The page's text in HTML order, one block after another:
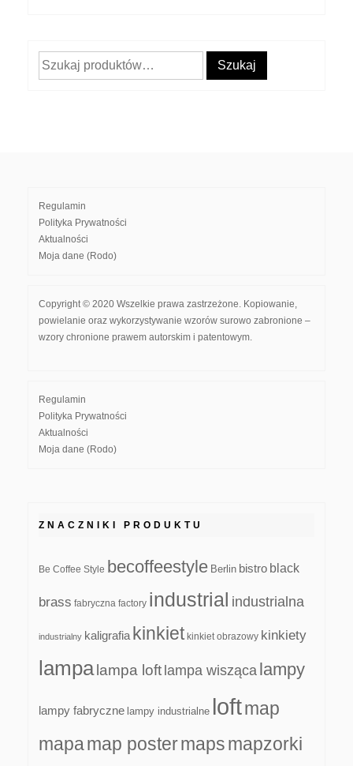
Szukaj: Szukaj
Regulamin
Polityka Prywatności
Aktualności
Moja dane (Rodo)
Copyright © 2020 Wszelkie prawa zastrzeżone. Kopiowanie,
powielanie oraz wykorzystywanie wzorów surowo zabronione –
wzory chronione prawem autorskim i patentowym.
Regulamin
Polityka Prywatności
Aktualności
Moja dane (Rodo)
ZNACZNIKI PRODUKTU
Be Coffee Style becoffeestyle Berlin bistro black
brass fabryczna factory industrial industrialna
industrialny kaligrafia kinkiet kinkiet obrazowy kinkiety
lampa lampa loft lampa wisząca lampy
lampy fabryczne lampy industrialne loftmap
mapamap postermapsmapzorki